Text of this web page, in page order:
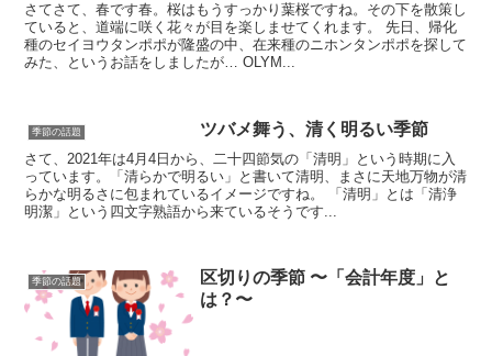
さてさて、春です春。桜はもうすっかり葉桜ですね。その下を散策し
ていると、道端に咲く花々が目を楽しませてくれます。 先日、帰化
種のセイヨウタンポポが隆盛の中、在来種のニホンタンポポを探して
みた、というお話をしましたが… OLYM...
季節の話題 ツバメ舞う、清く明るい季節
さて、2021年は4月4日から、二十四節気の「清明」という時期に入
っています。「清らかで明るい」と書いて清明、まさに天地万物が清
らかな明るさに包まれているイメージですね。 「清明」とは「清浄
明潔」という四文字熟語から来ているそうです...
季節の話題
区切りの季節 〜「会計年度」と
は？〜